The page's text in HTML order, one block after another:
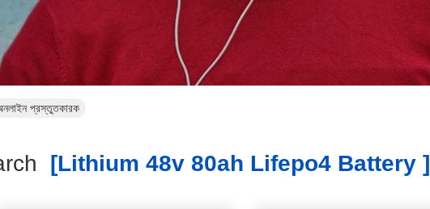
প্রস্তুতকারক
[lithium 48v 80ah Lifepo4 Battery ]